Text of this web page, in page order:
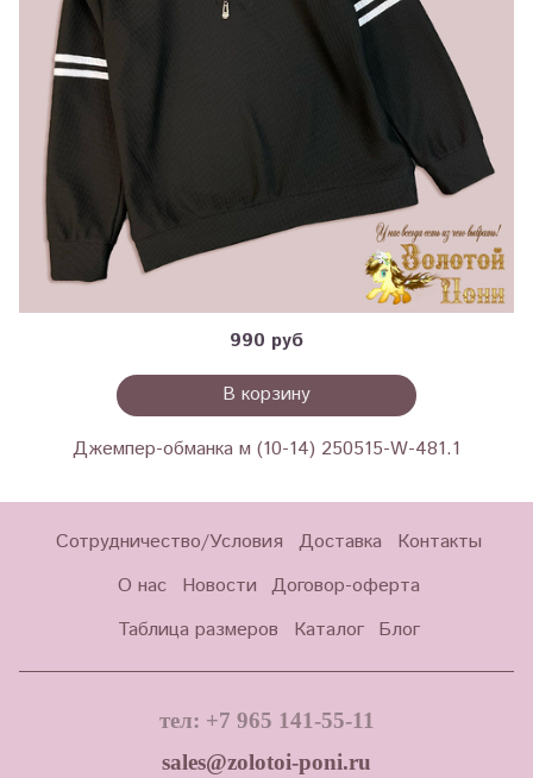
990 руб
В корзину
Джемпер-обманка м (10-14) 250515-W-481.1
Сотрудничество/Условия Доставка
Контакты
О нас
Новости Договор-оферта
Таблица размеров
Каталог Блог
тел: +7 965 141-55-11
sales@zolotoi-poni.ru